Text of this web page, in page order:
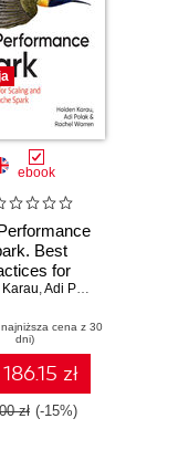
ebook
Best
for
and
2nd Edition
,Adi Polak
najniższa cena z 30
dni)
186.15 zł
zł (-15%)